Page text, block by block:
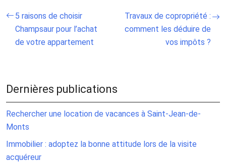
5 raisons de choisir
Champsaur pour l’achat
de votre appartement
Travaux de copropriété :
comment les déduire de
vos impôts ?
Dernières publications
Rechercher une location de vacances à Saint-Jean-de-
Monts
Immobilier : adoptez la bonne attitude lors de la visite
acquéreur